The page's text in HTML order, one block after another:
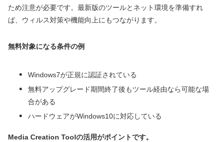
ため注意が必要です。最新版のツールとネット環境を準備すれ
ば、ウィルス対策や機能向上にもつながります。
無料対象になる条件の例
Windows7が正規に認証されている
無料アップグレード期間終了後もツール経由なら可能な場
合がある
ハードウェアがWindows10に対応している
Media Creation Toolの活用がポイントです。